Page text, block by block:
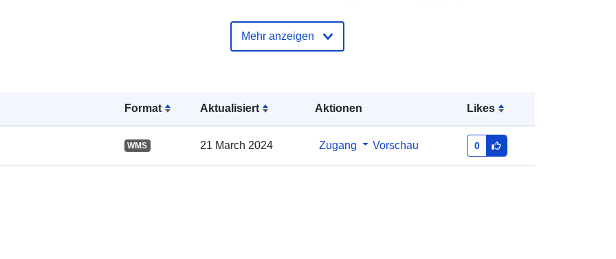
Format Aktualisiert Aktionen Likes
WMS 21 March 2024 Zugang Vorschau 0
August 2026
Gebiet: Koordinaten: [ [ 9.1999183,
49.0033266 ], [ 9.2017034,
Mehr anzeigen